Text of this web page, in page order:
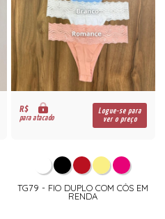
R$
para atacado
Logue-se para
ver o preço
TG79 - FIO DUPLO COM CÓS EM
RENDA